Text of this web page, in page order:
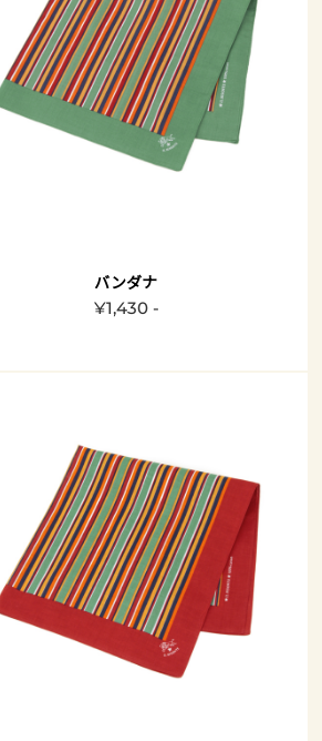
バンダナ
¥1,430 -